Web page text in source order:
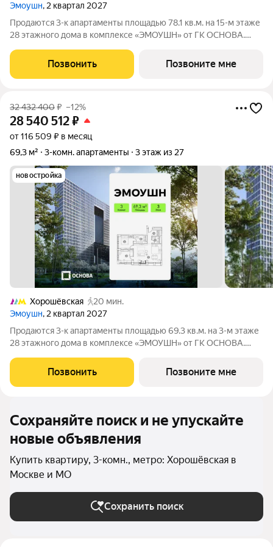
Эмоушн, 2 квартал 2027
Продаются 3-к апартаменты площадью 78.1 кв.м. на 15-м этаже
28 этажного дома в комплексе «ЭМОУШН» от ГК ОСНОВА.
бизнес-класса в престижном районе Хорошёво-Мнёвники
(СЗАО), новый выразительный акцент
Позвонить Позвоните мне
32 432 400₽ –12%
28 540 512₽
от 116 509 ₽ в месяц
69,3 м²
3-комн. апартаменты 3 этаж из 27
новостройка
Хорошёвская
20 мин.
Эмоушн, 2 квартал 2027
Продаются 3-к апартаменты площадью 69.3 кв.м. на 3-м этаже
28 этажного дома в комплексе «ЭМОУШН» от ГК ОСНОВА.
бизнес-класса в престижном районе Хорошёво-Мнёвники
(СЗАО), новый выразительный акцент
Позвонить Позвоните мне
Сохраняйте поиск и не упускайте
новые объявления
Купить квартиру, 3-комн., метро: Хорошёвская в
Москве и МО
Сохранить поиск